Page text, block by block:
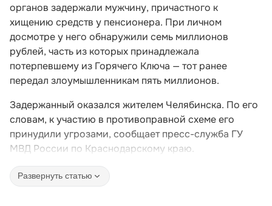
органов задержали мужчину, причастного к
хищению средств у пенсионера. При личном
досмотре у него обнаружили семь миллионов
рублей, часть из которых принадлежала
потерпевшему из Горячего Ключа — тот ранее
передал злоумышленникам пять миллионов.
Задержанный оказался жителем Челябинска. По его
словам, к участию в противоправной схеме его
принудили угрозами, сообщает пресс-служба ГУ
МВД России по Краснодарскому краю.
Развернуть статью